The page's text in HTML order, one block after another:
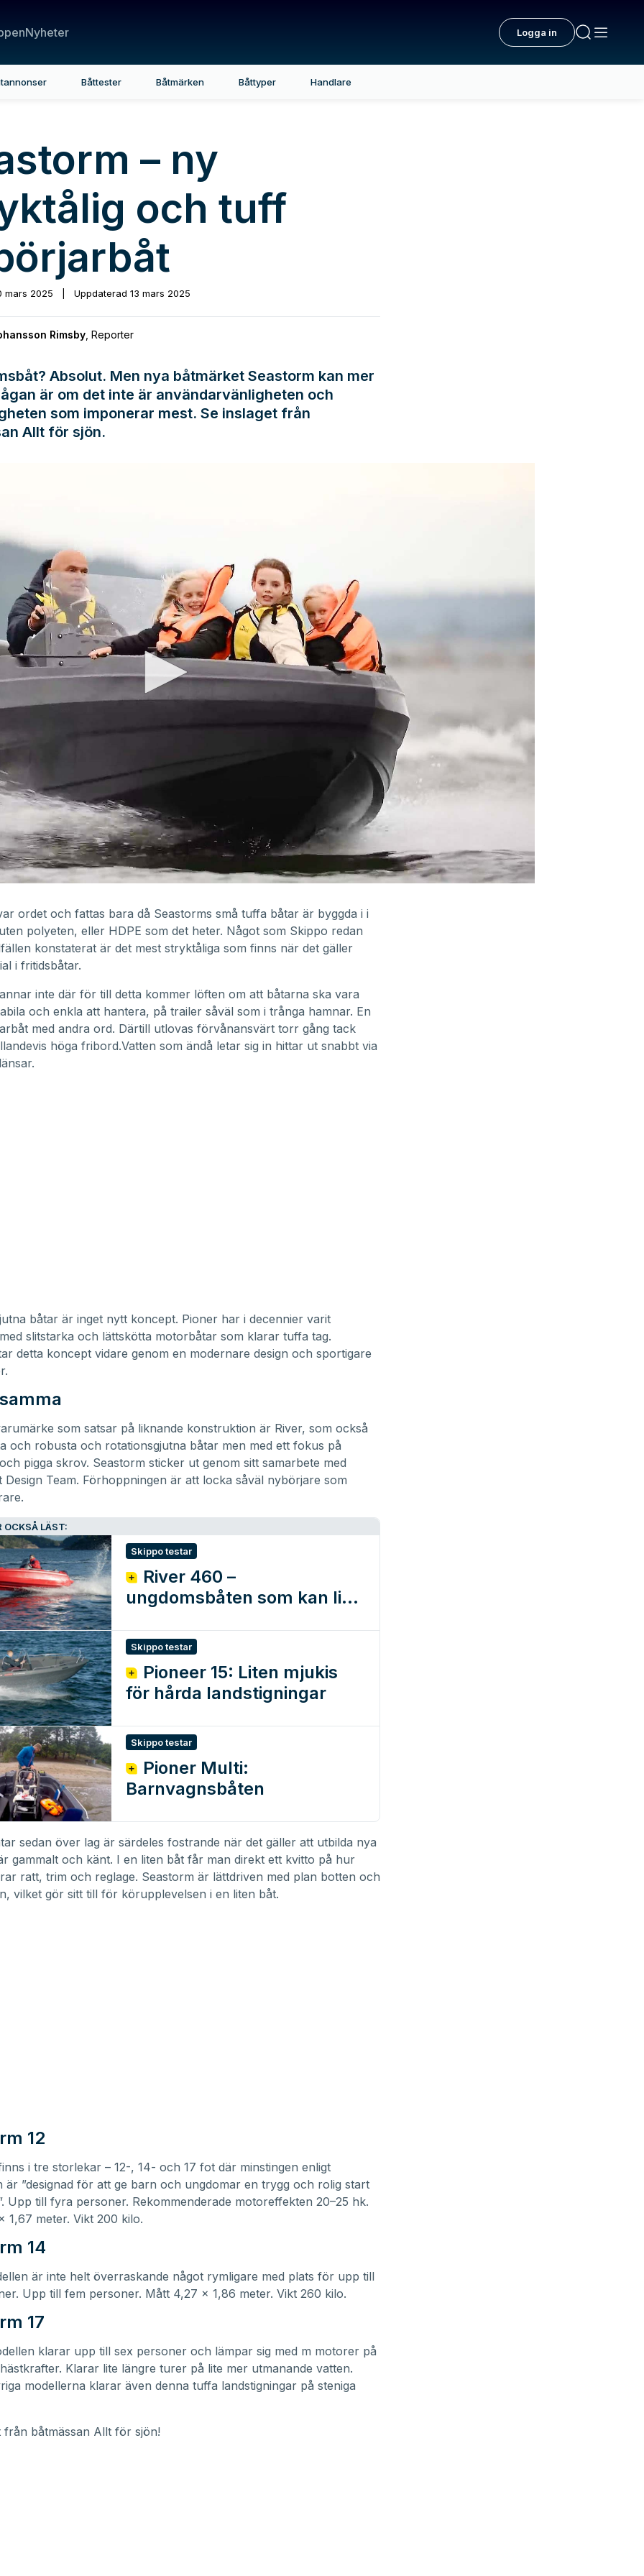
Nyheter Logga in
Båttester Båtmärken Båttyper Handlare
– ny
och tuff
mars 2025 Uppdaterad 13 mars 2025
Rimsby Reporter
Absolut. Men nya båtmärket Seastorm kan mer
är om det inte är användarvänligheten och
som imponerar mest. Se inslaget från
Allt för sjön.
ordet och fattas bara då Seastorms små tuffa båtar är byggda i i
polyeten, eller HDPE som det heter. Något som Skippo redan
konstaterat är det mest stryktåliga som finns när det gäller
i fritidsbåtar.
inte där för till detta kommer löften om att båtarna ska vara
och enkla att hantera, på trailer såväl som i trånga hamnar. En
med andra ord. Därtill utlovas förvånansvärt torr gång tack
höga fribord.Vatten som ändå letar sig in hittar ut snabbt via
båtar är inget nytt koncept. Pioner har i decennier varit
slitstarka och lättskötta motorbåtar som klarar tuffa tag.
detta koncept vidare genom en modernare design och sportigare
som satsar på liknande konstruktion är River, som också
och robusta och rotationsgjutna båtar men med ett fokus på
pigga skrov. Seastorm sticker ut genom sitt samarbete med
Design Team. Förhoppningen är att locka såväl nybörjare som
OCKSÅ LÄST:
Skippo testar
ungdomsbåten som kan lite
Skippo testar
för hårda landstigningar
Skippo testar
Barnvagnsbåten
sedan över lag är särdeles fostrande när det gäller att utbilda nya
gammalt och känt. I en liten båt får man direkt ett kvitto på hur
ratt, trim och reglage. Seastorm är lättdriven med plan botten och
vilket gör sitt till för körupplevelsen i en liten båt.
12
i tre storlekar – 12-, 14- och 17 fot där minstingen enligt
är ”designad för att ge barn och ungdomar en trygg och rolig start
Upp till fyra personer. Rekommenderade motoreffekten 20–25 hk.
1,67 meter. Vikt 200 kilo.
14
är inte helt överraskande något rymligare med plats för upp till
Upp till fem personer. Mått 4,27 x 1,86 meter. Vikt 260 kilo.
17
klarar upp till sex personer och lämpar sig med m motorer på
Klarar lite längre turer på lite mer utmanande vatten.
modellerna klarar även denna tuffa landstigningar på steniga
från båtmässan Allt för sjön!